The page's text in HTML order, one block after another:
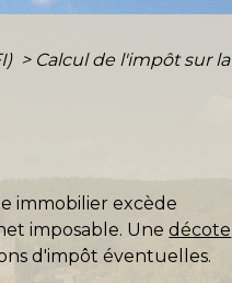
> Calcul de l'impôt sur la
immobilier excède
imposable. Unedécote
d'impôt éventuelles.